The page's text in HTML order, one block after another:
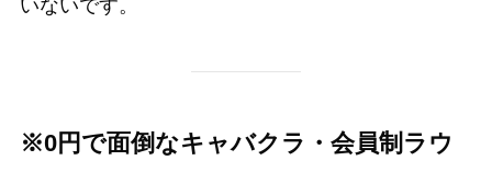
いないです。
※0円で面倒なキャバクラ・会員制ラウ